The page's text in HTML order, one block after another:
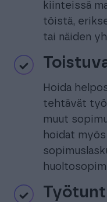
kiinteissä
töistä,
tai näiden
Hoida
tehtävät
muut
hoidat